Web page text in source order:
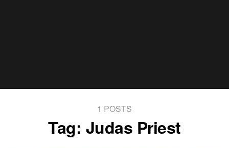
1 POSTS
Tag: Judas Priest